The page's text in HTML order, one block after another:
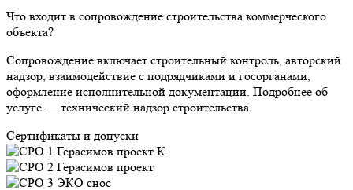
Что входит в сопровождение строительства коммерческого
объекта?
Сопровождение включает строительный контроль, авторский
надзор, взаимодействие с подрядчиками и госорганами,
оформление исполнительной документации. Подробнее об
услуге — технический надзор строительства.
Сертификаты и допуски